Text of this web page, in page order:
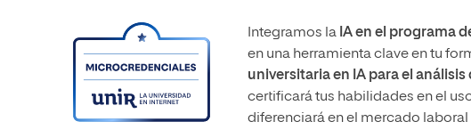
Integramos la IA en el programa
en una herramienta clave en tu
universitaria en IA para el
certificará tus habilidades en el
diferenciará en el mercado